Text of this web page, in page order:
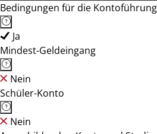
Bedingungen für die Kontoführung
Ja
Mindest-Geldeingang
Nein
Schüler-Konto
Nein